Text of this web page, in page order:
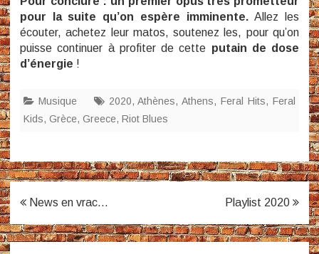
pour la suite qu’on espère imminente.Allez les
écouter, achetez leur matos, soutenez les, pour qu’on
puisse continuer à profiter de cette putain de dose
d’énergie !
Musique 2020,Athènes,Athens,Feral Hits,Feral
Kids, Grèce, Greece, Riot Blues
Navigation
de
News en vrac… Playlist 2020